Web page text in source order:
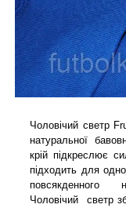
Чоловічий светр
натуральної
крій підкреслює
підходить для
повсякденного
Чоловічий светр